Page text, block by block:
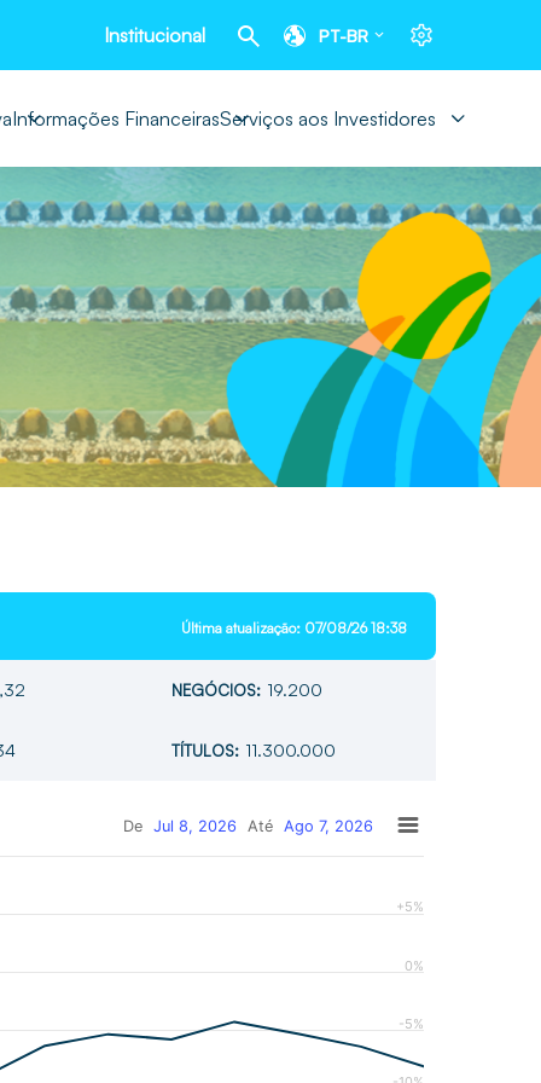
Institucional PT-BR
Informações FinanceirasServiços aos Investidores
Última atualização: 07/08/26 18:38
NEGÓCIOS: 19.200
TÍTULOS: 11.300.000
De Jul 8, 2026 Até Ago 7, 2026
-5%
0%
+5%